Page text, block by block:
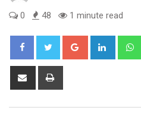
0 48 1 minute read
Google+ LinkedIn
Share